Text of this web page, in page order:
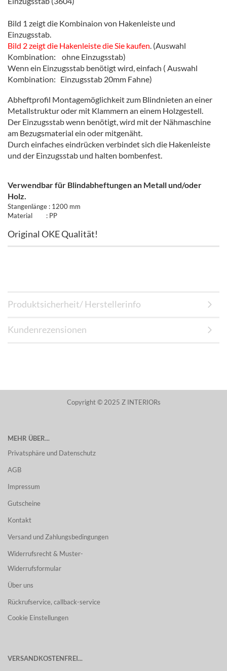
Bild 1 zeigt die Kombinaion von Hakenleiste und
Einzugsstab.
Bild 2 zeigt die Hakenleiste die Sie kaufen . (Auswahl
Kombination: ohne Einzugsstab)
Wenn ein Einzugsstab benötigt wird, einfach ( Auswahl
Kombination: Einzugsstab 20mm Fahne)
Abheftprofil Montagemöglichkeit zum Blindnieten an einer
Metallstruktur oder mit Klammern an einem Holzgestell.
Der Einzugsstab wenn benötigt, wird mit der Nähmaschine
am Bezugsmaterial ein oder mitgenäht.
Durch einfaches eindrücken verbindet sich die Hakenleiste
und der Einzugsstab und halten bombenfest.
Verwendbar für Blindabheftungen an Metall und/oder
Holz.
Stangenlänge : 1200 mm
Material : PP
Original OKE Qualität!
Produktsicherheit/ Herstellerinfo
Kundenrezensionen
Copyright © 2025 Z INTERIORs
MEHR ÜBER...
Privatsphäre und Datenschutz
AGB
Impressum
Gutscheine
Kontakt
Versand und Zahlungsbedingungen
Widerrufsrecht & Muster-
Widerrufsformular
Über uns
Rückrufservice, callback-service
Cookie Einstellungen
VERSANDKOSTENFREI...